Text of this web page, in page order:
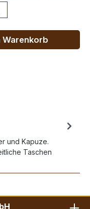
Warenkorb
und Kapuze.
Taschen